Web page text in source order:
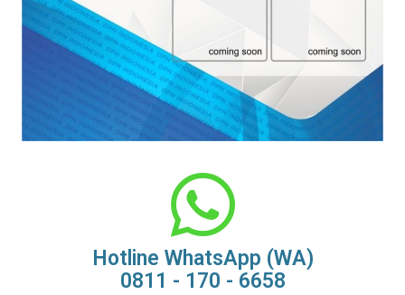
Hotline WhatsApp (WA)
0811 - 170 - 6658